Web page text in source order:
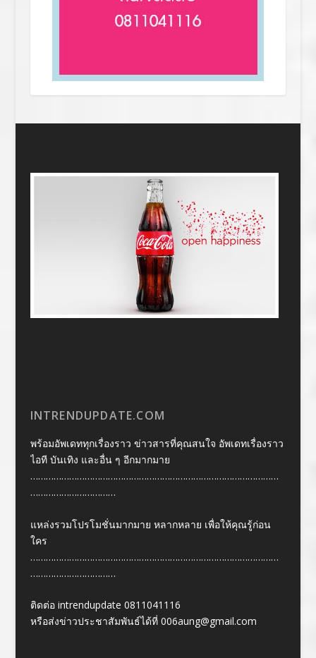
INTRENDUPDATE.COM
พร้อมอัพเดททุกเรื่องราว ข่าวสารที่คุณสนใจ อัพเดทเรื่องราว
ไอที บันเทิง และอื่น ๆ อีกมากมาย
……………………………………………………………………………………
……………………………
แหล่งรวมโปรโมชั่นมากมาย หลากหลาย เพื่อให้คุณรู้ก่อน
ใคร
……………………………………………………………………………………
……………………………
ติดต่อ intrendupdate 0811041116
หรือส่งข่าวประชาสัมพันธ์ได้ที่ 006aung@gmail.com